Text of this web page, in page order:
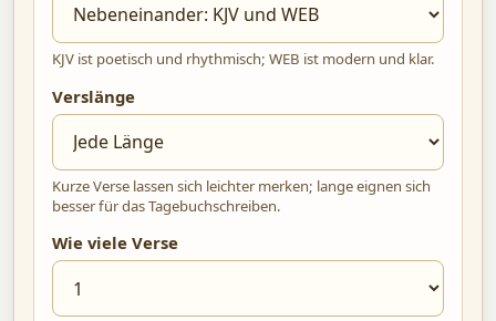
KJV ist poetisch und rhythmisch; WEB ist modern und klar.
Verslänge
Kurze Verse lassen sich leichter merken; lange eignen sich
besser für das Tagebuchschreiben.
Wie viele Verse